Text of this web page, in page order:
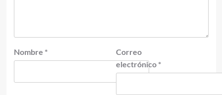
Nombre *
Correo
electrónico *